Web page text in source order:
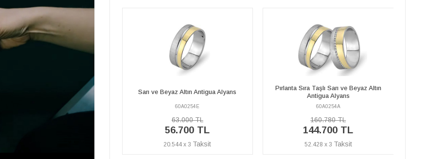
Sarı ve Beyaz Altın Antigua Alyans
63.000 TL
Antigua Alyans
60A0254A
160.780 TL
144.700 TL
52.428 x 3
Sarı ve Beyaz Altın Antigua Alyans
60A0254E
63.000 TL
56.700 TL
20.544 x 3